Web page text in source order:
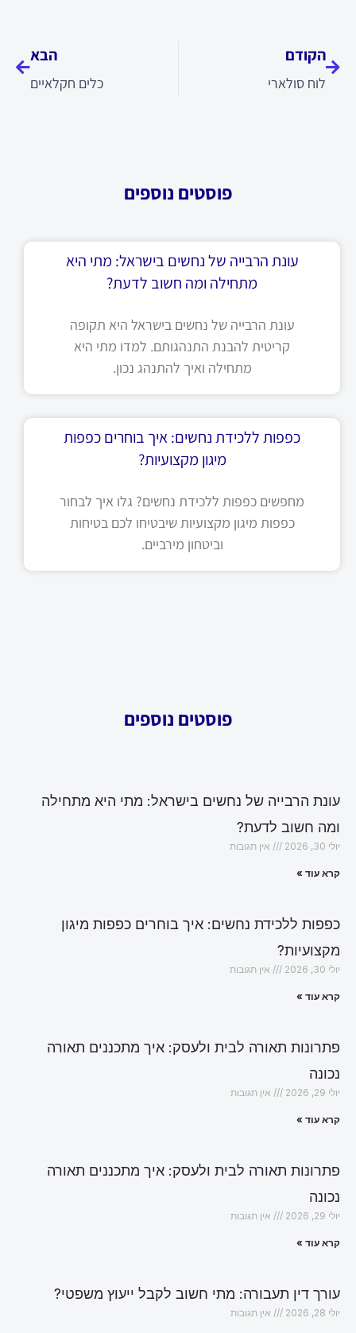
הקודם
לוח סולארי
הבא
כלים חקלאיים
פוסטים נוספים
עונת הרבייה של נחשים בישראל: מתי היא
מתחילה ומה חשוב לדעת?
עונת הרבייה של נחשים בישראל היא תקופה
קריטית להבנת התנהגותם. למדו מתי היא
מתחילה ואיך להתנהג נכון.
כפפות ללכידת נחשים: איך בוחרים כפפות
מיגון מקצועיות?
מחפשים כפפות ללכידת נחשים? גלו איך לבחור
כפפות מיגון מקצועיות שיבטיחו לכם בטיחות
וביטחון מירביים.
פוסטים נוספים
עונת הרבייה של נחשים בישראל: מתי היא מתחילה
ומה חשוב לדעת?
יולי 30, 2026 אין תגובות
קרא עוד »
כפפות ללכידת נחשים: איך בוחרים כפפות מיגון
מקצועיות?
יולי 30, 2026 אין תגובות
קרא עוד »
פתרונות תאורה לבית ולעסק: איך מתכננים תאורה
נכונה
יולי 29, 2026 אין תגובות
קרא עוד »
פתרונות תאורה לבית ולעסק: איך מתכננים תאורה
נכונה
יולי 29, 2026 אין תגובות
קרא עוד »
עורך דין תעבורה: מתי חשוב לקבל ייעוץ משפטי?
יולי 28, 2026 אין תגובות